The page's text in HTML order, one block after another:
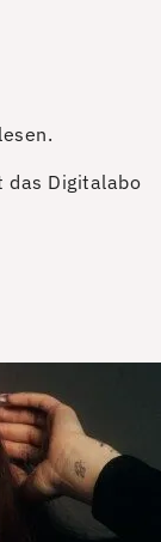
das Digitalabo